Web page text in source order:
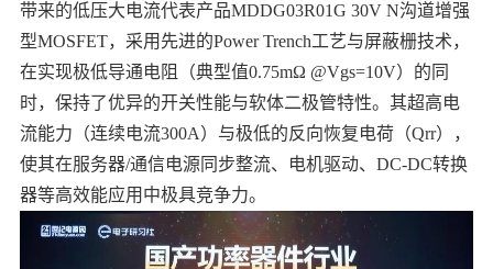
带来的低压大电流代表产品MDDG03R01G 30V N沟道增强
型MOSFET，采用先进的Power Trench工艺与屏蔽栅技术，
在实现极低导通电阻（典型值0.75mΩ @Vgs=10V）的同
时，保持了优异的开关性能与软体二极管特性。其超高电
流能力（连续电流300A）与极低的反向恢复电荷（Qrr），
使其在服务器/通信电源同步整流、电机驱动、DC-DC转换
器等高效能应用中极具竞争力。